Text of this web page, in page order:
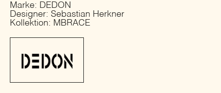
Marke: DEDON
Designer: Sebastian Herkner
Kollektion: MBRACE